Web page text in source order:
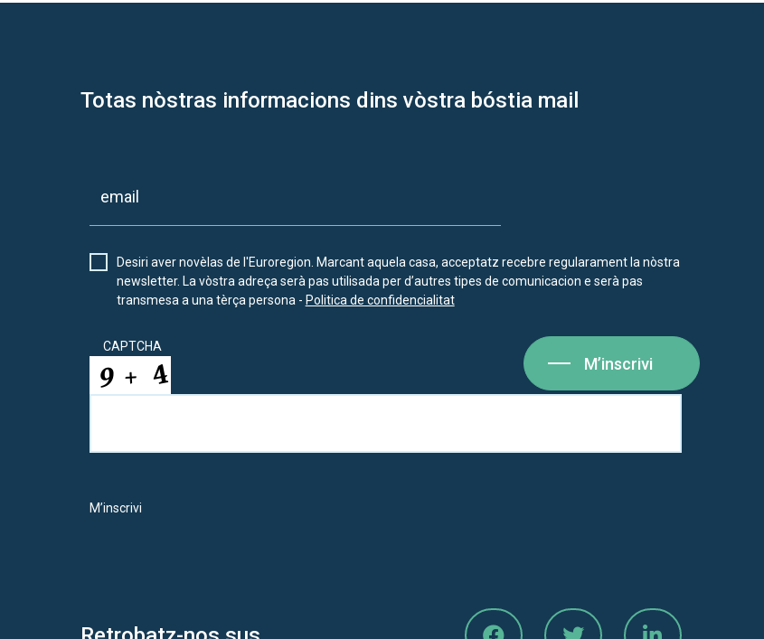
Totas nòstras informacions dins vòstra bóstia mail
Desiri aver novèlas de l'Euroregion. Marcant aquela casa, acceptatz recebre regularament la nòstra
newsletter. La vòstra adreça serà pas utilisada per d’autres tipes de comunicacion e serà pas
transmesa a una tèrça persona - Politica de confidencialitat
CAPTCHA
M’inscrivi
M’inscrivi